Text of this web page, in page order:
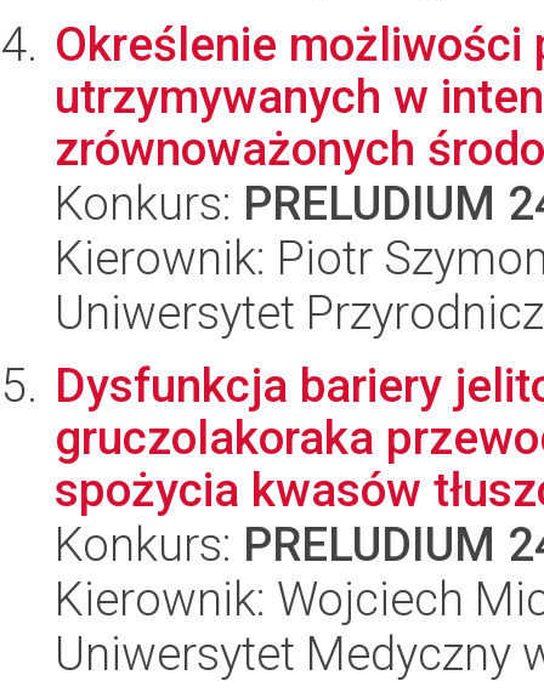
Określenie możliwości
utrzymywanych w
zrównoważonych
Konkurs: PRELUDIUM
Kierownik: Piotr
Uniwersytet
Dysfunkcja bariery
gruczolakoraka
spożycia kwasów
Konkurs: PRELUDIUM
Kierownik: Wojciech
Uniwersytet Medyczny